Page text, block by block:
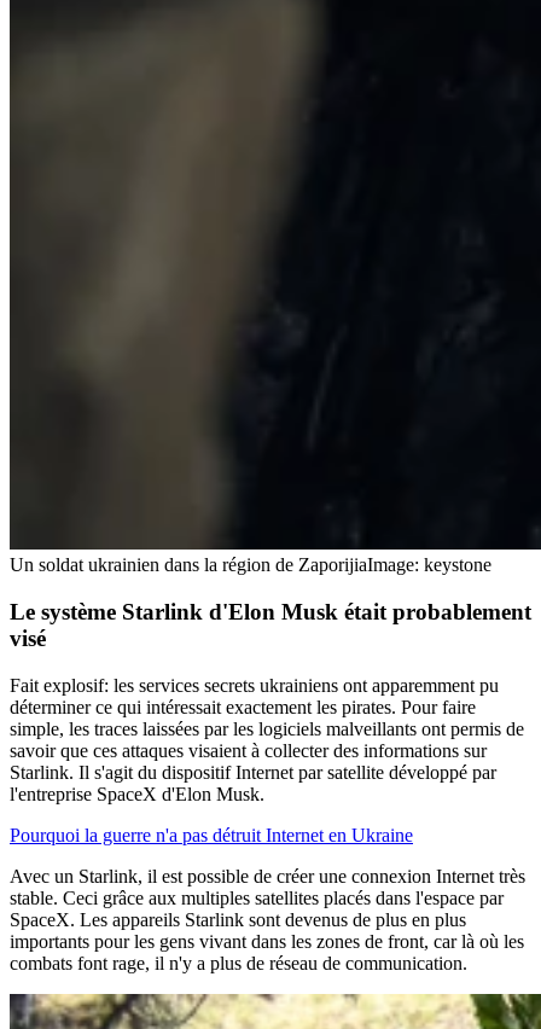
Un soldat ukrainien dans la région de ZaporijiaImage: keystone
Le système Starlink d'Elon Musk était probablement
visé
Fait explosif: les services secrets ukrainiens ont apparemment pu
déterminer ce qui intéressait exactement les pirates. Pour faire
simple, les traces laissées par les logiciels malveillants ont permis de
savoir que ces attaques visaient à collecter des informations sur
Starlink. Il s'agit du dispositif Internet par satellite développé par
l'entreprise SpaceX d'Elon Musk.
Pourquoi la guerre n'a pas détruit Internet en Ukraine
Avec un Starlink, il est possible de créer une connexion Internet très
stable. Ceci grâce aux multiples satellites placés dans l'espace par
SpaceX. Les appareils Starlink sont devenus de plus en plus
importants pour les gens vivant dans les zones de front, car là où les
combats font rage, il n'y a plus de réseau de communication.